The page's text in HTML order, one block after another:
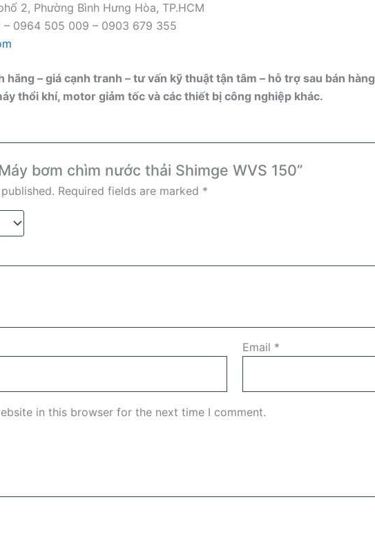
2, Phường Bình Hưng Hòa, TP.HCM
– 0964 505 009 – 0903 679 355
hãng – giá cạnh tranh – tư vấn kỹ thuật tận tâm – hỗ trợ sau bán hàng
thổi khí, motor giảm tốc và các thiết bị công nghiệp khác.
bơm chìm nước thải Shimge WVS 150”
Required fields are marked *
Email *
in this browser for the next time I comment.